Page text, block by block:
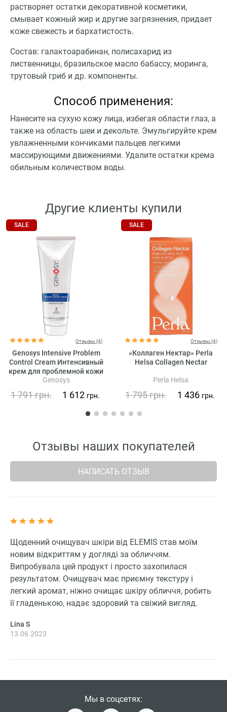
растворяет остатки декоративной косметики,
смывает кожный жир и другие загрязнения, придает
коже свежесть и бархатистость.
Состав: галактоарабинан, полисахарид из
лиственницы, бразильское масло бабассу, моринга,
трутовый гриб и др. компоненты.
Способ применения:
Нанесите на сухую кожу лица, избегая области глаз, а
также на область шеи и декольте. Эмульгируйте крем
увлажненными кончиками пальцев легкими
массирующими движениями. Удалите остатки крема
обильным количеством воды.
Другие клиенты купили
SALE
Отзывы (4)
Genosys Intensive Problem
Control Cream Интенсивный
крем для проблемной кожи
Genosys
1 791грн. 1 612 грн.
SALE
Отзывы (4)
«Коллаген Нектар» Perla
Helsa Collagen Nectar
Perla Helsa
1 795грн. 1 436 грн.
Отзывы наших покупателей
НАПИСАТЬ ОТЗЫВ
Щоденний очищувач шкіри від ELEMIS став моїм
новим відкриттям у догляді за обличчям.
Випробувала цей продукт і просто захопилася
результатом. Очищувач має приємну текстуру і
легкий аромат, ніжно очищає шкіру обличчя, робить
її гладенькою, надає здоровий та свіжий вигляд.
Lina S
13.06.2023
Мы в соцсетях: